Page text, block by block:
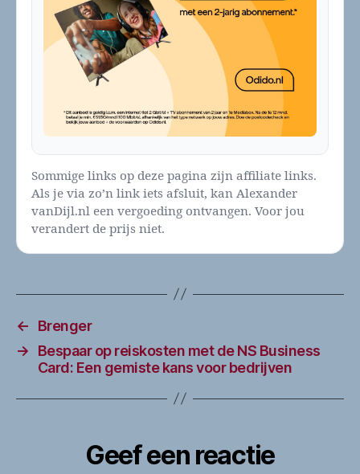
Sommige links op deze pagina zijn affiliate links.
Als je via zo’n link iets afsluit, kan Alexander
vanDijl.nl een vergoeding ontvangen. Voor jou
verandert de prijs niet.
←
Brenger
→
Bespaar op reiskosten met de NS Business
Card: Een gemiste kans voor bedrijven
Geef een reactie